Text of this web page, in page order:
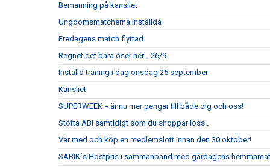
Bemanning på kansliet
Ungdomsmatcherna inställda
Fredagens match flyttad
Regnet det bara öser ner... 26/9
Inställd träning i dag onsdag 25 september
Kansliet
SUPERWEEK = ännu mer pengar till både dig och oss!
Stötta ABI samtidigt som du shoppar loss..
Var med och köp en medlemslott innan den 30 oktober!
SABIK´s Höstpris i sammanband med gårdagens